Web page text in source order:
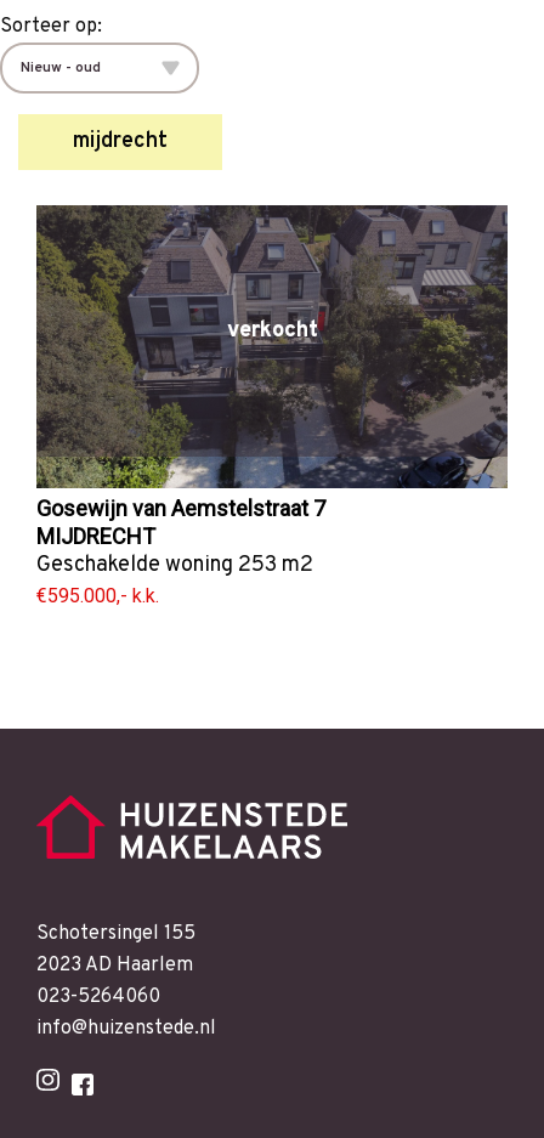
mijdrecht
Sorteer op:
verkocht
Gosewijn van Aemstelstraat 7
MIJDRECHT
Geschakelde woning 253 m2
€595.000,- k.k.
Schotersingel 155
2023 AD Haarlem
023-5264060
info@huizenstede.nl